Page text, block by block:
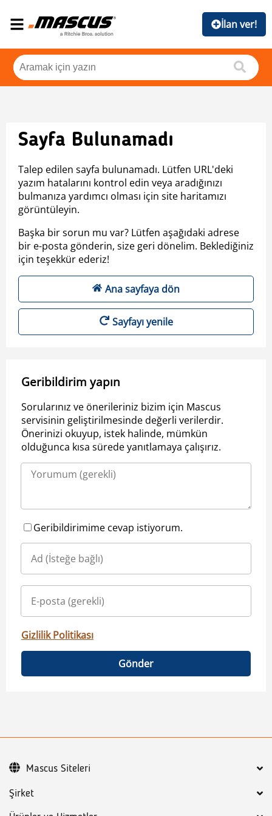
İlan ver!
Sayfa Bulunamadı
Talep edilen sayfa bulunamadı. Lütfen URL'deki
yazım hatalarını kontrol edin veya aradığınızı
bulmanıza yardımcı olması için site haritamızı
görüntüleyin.
Başka bir sorun mu var? Lütfen aşağıdaki adrese
bir e-posta gönderin, size geri dönelim. Beklediğiniz
için teşekkür ederiz!
Ana sayfaya dön
Sayfayı yenile
Geribildirim yapın
Sorularınız ve önerileriniz bizim için Mascus
servisinin geliştirilmesinde değerli verilerdir.
Önerinizi okuyup, istek halinde, mümkün
olduğunca kısa sürede yanıtlamaya çalışırız.
Geribildirimime cevap istiyorum.
Gizlilik Politikası
Gönder
Şirket
Mascus Siteleri